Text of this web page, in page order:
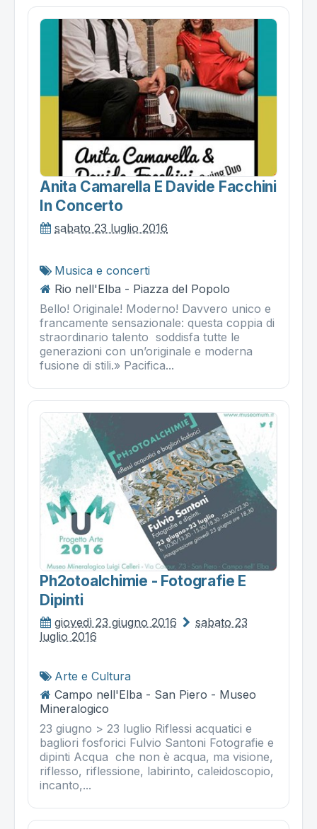
Anita Camarella E Davide Facchini
In Concerto
sabato 23 luglio 2016
Musica e concerti
Rio nell'Elba - Piazza del Popolo
Bello! Originale! Moderno! Davvero unico e
francamente sensazionale: questa coppia di
straordinario talento soddisfa tutte le
generazioni con un’originale e moderna
fusione di stili.» Pacifica...
Ph2otoalchimie - Fotografie E
Dipinti
giovedì 23 giugno 2016
sabato 23
luglio 2016
Arte e Cultura
Campo nell'Elba - San Piero - Museo
Mineralogico
23 giugno > 23 luglio Riflessi acquatici e
bagliori fosforici Fulvio Santoni Fotografie e
dipinti Acqua che non è acqua, ma visione,
riflesso, riflessione, labirinto, caleidoscopio,
incanto,...